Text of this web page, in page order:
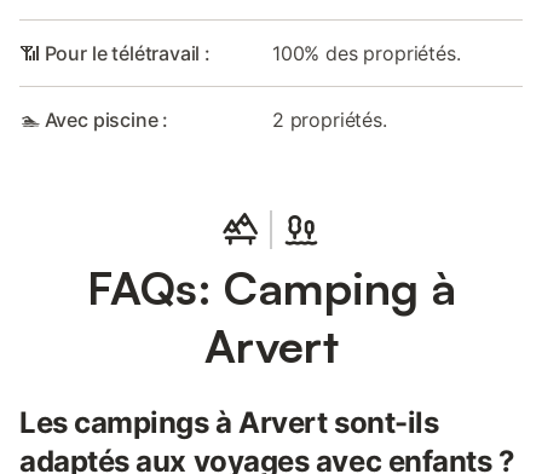
📶 Pour le télétravail : 100% des propriétés.
🏊 Avec piscine : 2 propriétés.
FAQs: Camping à
Arvert
Les campings à Arvert sont-ils
adaptés aux voyages avec enfants ?